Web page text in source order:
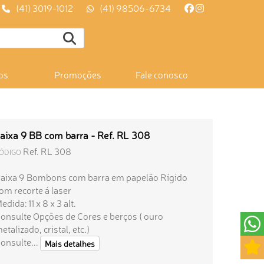
(41) 3019-1012 (41) 98506-6734
Promoções Fale conosco
9 BB com barra - Ref. RL 308
Ref. RL 308
9 Bombons com barra em papelão Rígido
recorte á laser
11 x 8 x 3 alt.
Opções de Cores e berços ( ouro
cristal, etc.)
Mais detalhes